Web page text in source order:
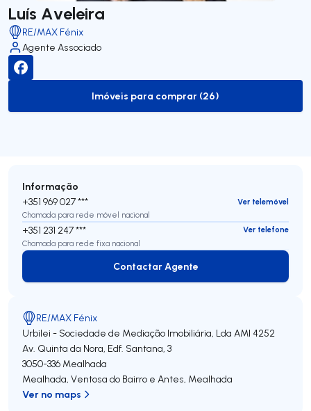
Luís Aveleira
RE/MAX Fénix
Agente Associado
to-buy-listing
Imóveis para comprar (26)
Informação
+351 969 027 ***
Ver telemóvel
Chamada para rede móvel nacional
+351 231 247 ***
Ver telefone
Chamada para rede fixa nacional
Contactar Agente
Contactar Agente
RE/MAX Fénix
Urbilei - Sociedade de Mediação Imobiliária, Lda AMI 4252
Av. Quinta da Nora, Edf. Santana, 3
3050-336 Mealhada
Mealhada, Ventosa do Bairro e Antes, Mealhada
Ver no maps